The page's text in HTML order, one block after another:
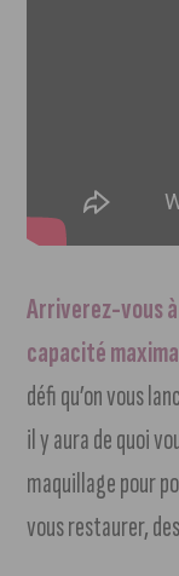
Arriverez-vous
capacité
défi qu’on vous
il y aura de quoi
maquillage pour
vous restaurer,